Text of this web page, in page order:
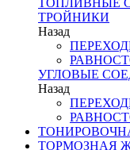
ТОПЛИВНЫЕ
ТРОЙНИКИ
Назад
УГЛОВЫЕ
Назад
ТОРМОЗНАЯ